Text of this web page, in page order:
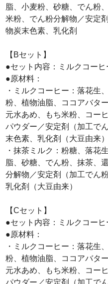
脂、小麦粉、砂糖、でん粉
米粉、でん粉分解物／安定
物炭末色素、乳化剤
【Bセット】
●セット内容：ミルクコーヒ
●原材料：
・ミルクコーヒー：落花生
粉、植物油脂、ココアバタ
元水あめ、もち米粉、コー
パウダー／安定剤（加工で
末色素、乳化剤（大豆由来）
・抹茶ミルク：粉糖、落花
脂、砂糖、でん粉、抹茶、
分解物／安定剤（加工でん
乳化剤（大豆由来）
【Cセット】
●セット内容：ミルクコーヒ
●原材料：
・ミルクコーヒー：落花生
粉、植物油脂、ココアバタ
元水あめ、もち米粉、コー